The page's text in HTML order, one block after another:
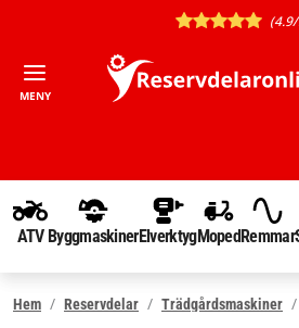
MENY
ATV ByggmaskinerElverktygMopedRemmar
Hem Reservdelar Trädgårdsmaskiner